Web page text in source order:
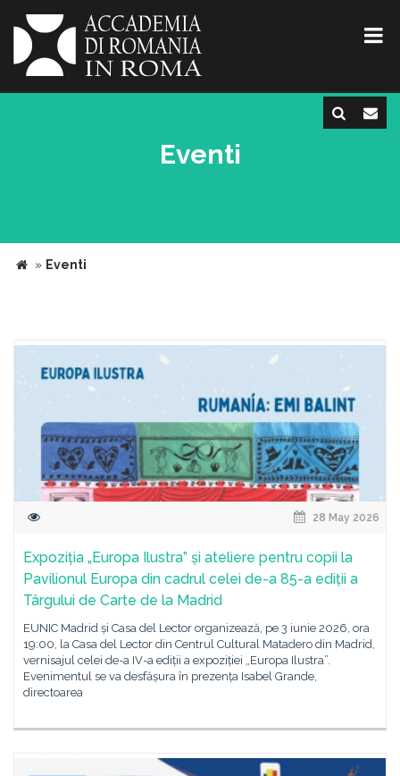
Eventi
» Eventi
28 May 2026
Expoziția „Europa Ilustra” și ateliere pentru copii la
Pavilionul Europa din cadrul celei de-a 85-a ediții a
Târgului de Carte de la Madrid
EUNIC Madrid și Casa del Lector organizează, pe 3 iunie 2026, ora
19:00, la Casa del Lector din Centrul Cultural Matadero din Madrid,
vernisajul celei de-a IV-a ediții a expoziției „Europa Ilustra”.
Evenimentul se va desfășura în prezența Isabel Grande,
directoarea